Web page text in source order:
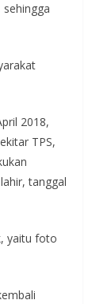
2018,
TPS,
tanggal
yaitu foto